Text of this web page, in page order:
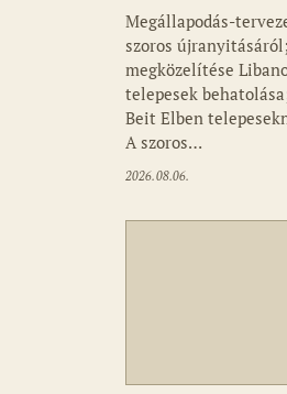
Megállapodás-
szoros
megközelítése
telepesek
Beit Elben
A szoros…
2026.08.06.